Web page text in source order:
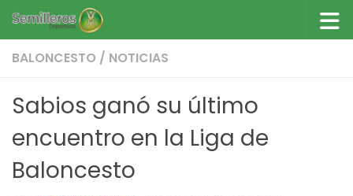
Saltar al contenido
BALONCESTO / NOTICIAS
Sabios ganó su último
encuentro en la Liga de
Baloncesto